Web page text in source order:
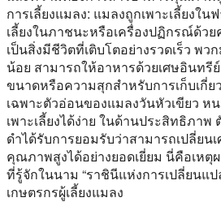
การเลี้ยงแมลง: แมลงถูกเพาะเลี้ยงใ
เลี้ยงในภาชนะหรือเครื่องปฏิกรณ์ด้วย
เป็นสิ่งมีชีวิตที่เติบโตอย่างรวดเร็ว พว
น้อย สามารถให้อาหารด้วยเศษอินทรีย์
ขนาดหรือความสุกสำหรับการเก็บเกี่ย
เฉพาะตัวอ่อนของแมลงวันหัวเขียว ห
เพาะเลี้ยงได้ง่าย ในด้านประสิทธิภา
ดำได้รับการยอมรับว่าสามารถเปลี่ยน
คุณภาพสูงได้อย่างยอดเยี่ยม นี่คือเหตุ
ที่รู้จักในนาม “ราชินีแห่งการเปลี่ยนแป
เกษตรกรผู้เลี้ยงแมลง